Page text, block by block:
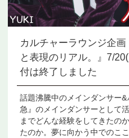
カルチャーラウンジ企
と表現のリアル。』7/
付は終了しました
話題沸騰中のメインダンサー
急』のメインダンサーとして
までどんな経験をしてきたの
たのか。夢に向かう中でのこ